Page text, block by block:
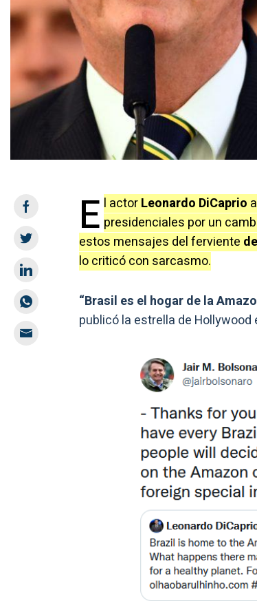
E l actorLeonardo DiCaprio
presidenciales por un
estos mensajes del ferviente
lo criticó con sarcasmo.
“Brasil es el hogar de la
publicó la estrella de